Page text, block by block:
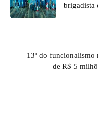
brigadista
13º do
de R$ 5